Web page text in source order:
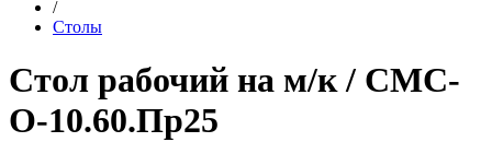
/
Столы
Стол рабочий на м/к / СMС-
О-10.60.Пр25